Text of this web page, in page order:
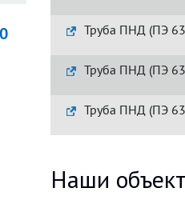
Труба ПНД (ПЭ
Труба ПНД (ПЭ
Труба ПНД (ПЭ
Наши